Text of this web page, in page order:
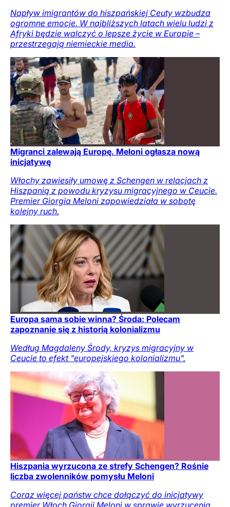
Napływ imigrantów do hiszpańskiej Ceuty wzbudza
ogromne emocje. W najbliższych latach wielu ludzi z
Afryki będzie walczyć o lepsze życie w Europie –
przestrzegają niemieckie media.
Migranci zalewają Europę. Meloni ogłasza nową
inicjatywę
Włochy zawiesiły umowę z Schengen w relacjach z
Hiszpanią z powodu kryzysu migracyjnego w Ceucie.
Premier Giorgia Meloni zapowiedziała w sobotę
kolejny ruch.
Europa sama sobie winna? Środa: Polecam
zapoznanie się z historią kolonializmu
Według Magdaleny Środy, kryzys migracyjny w
Ceucie to efekt "europejskiego kolonializmu".
Hiszpania wyrzucona ze strefy Schengen? Rośnie
liczba zwolenników pomysłu Meloni
Coraz więcej państw chce dołączyć do inicjatywy
premier Włoch Giorgii Meloni w sprawie wyrzucenia